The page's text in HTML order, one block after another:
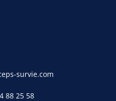
survie.com
88 25 58